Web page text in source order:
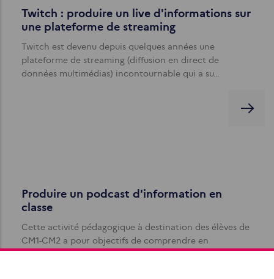
Twitch : produire un live d'informations sur
une plateforme de streaming
Twitch est devenu depuis quelques années une
plateforme de streaming (diffusion en direct de
données multimédias) incontournable qui a su…
Produire un podcast d'information en
classe
Cette activité pédagogique à destination des élèves de
CM1-CM2 a pour objectifs de comprendre en
l’analysant le fonctionnement d’une…